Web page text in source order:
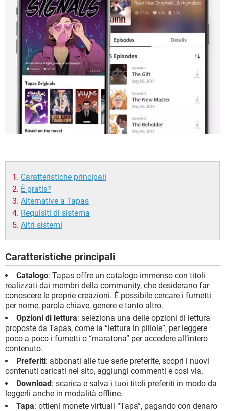
Caratteristiche principali
È gratis?
Alternative a Tapas
Requisiti di sistema
Altri sistemi
Caratteristiche principali
Catalogo: Tapas offre un catalogo immenso con titoli
realizzati dai membri della community, che desiderano far
conoscere le proprie creazioni. È possibile cercare i fumetti
per nome, parola chiave, genere e tanto altro.
Opzioni di lettura: seleziona una delle opzioni di lettura
proposte da Tapas, come la “lettura in pillole”, per leggere
poco a poco i fumetti o “maratona” per accedere all’intero
contenuto.
Preferiti: abbonati alle tue serie preferite, scopri i nuovi
contenuti caricati nel sito, aggiungi commenti e così via.
Download : scarica e salva i tuoi titoli preferiti in modo da
leggerli anche in modalità offline.
Tapa: ottieni monete virtuali “Tapa”, pagando con denaro